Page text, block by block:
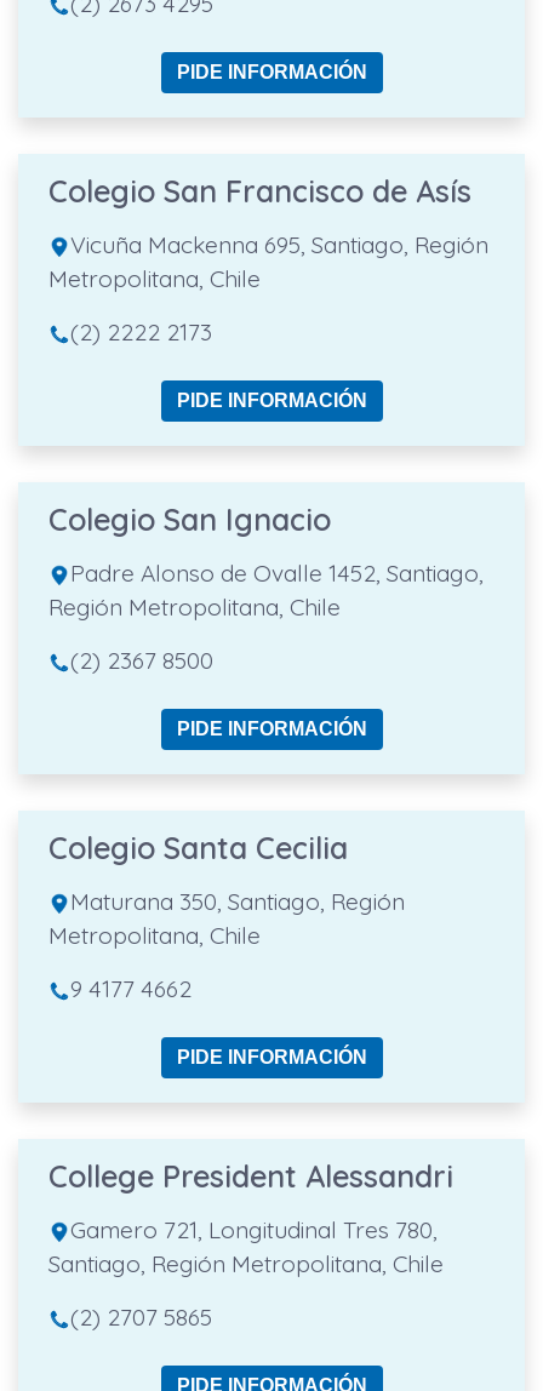
PIDE INFORMACIÓN
Colegio San Francisco de Asís
Vicuña Mackenna 695, Santiago, Región
Metropolitana, Chile
(2) 2222 2173
PIDE INFORMACIÓN
Colegio San Ignacio
Padre Alonso de Ovalle 1452, Santiago,
Región Metropolitana, Chile
(2) 2367 8500
PIDE INFORMACIÓN
Colegio Santa Cecilia
Maturana 350, Santiago, Región
Metropolitana, Chile
9 4177 4662
PIDE INFORMACIÓN
College President Alessandri
Gamero 721, Longitudinal Tres 780,
Santiago, Región Metropolitana, Chile
(2) 2707 5865
PIDE INFORMACIÓN